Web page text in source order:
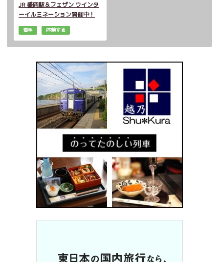
JR 盛岡駅＆フェザン ウインタ
ーイルミネーション開催中！
岩手 体験する